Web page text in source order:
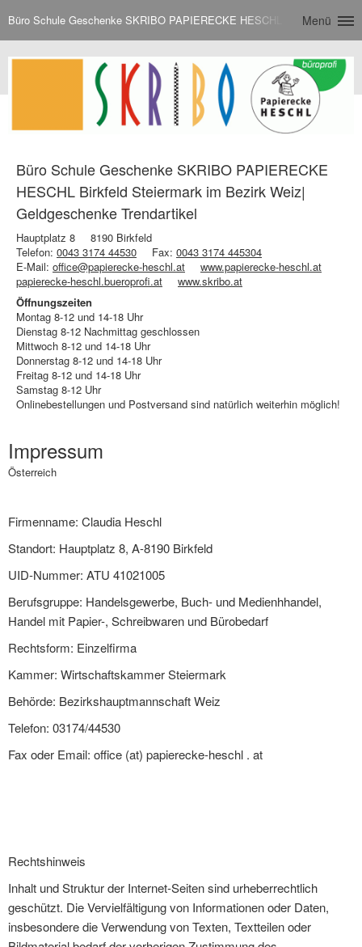
Büro Schule Geschenke SKRIBO PAPIERECKE HESCHL Birkfeld
Menü
Büro Schule Geschenke SKRIBO PAPIERECKE
HESCHL Birkfeld Steiermark im Bezirk Weiz|
Geldgeschenke Trendartikel
Hauptplatz 8
8190 Birkfeld
Telefon: 0043 3174 44530 Fax: 0043 3174 445304
E-Mail: office@papierecke-heschl.at
www.papierecke-heschl.at
papierecke-heschl.bueroprofi.at
www.skribo.at
Öffnungszeiten
Montag 8-12 und 14-18 Uhr
Dienstag 8-12 Nachmittag geschlossen
Mittwoch 8-12 und 14-18 Uhr
Donnerstag 8-12 und 14-18 Uhr
Freitag 8-12 und 14-18 Uhr
Samstag 8-12 Uhr
Onlinebestellungen und Postversand sind natürlich weiterhin möglich!
Impressum
Österreich
Firmenname: Claudia Heschl
Standort: Hauptplatz 8, A-8190 Birkfeld
UID-Nummer: ATU 41021005
Berufsgruppe: Handelsgewerbe, Buch- und Medienhhandel,
Handel mit Papier-, Schreibwaren und Bürobedarf
Rechtsform: Einzelfirma
Kammer: Wirtschaftskammer Steiermark
Behörde: Bezirkshauptmannschaft Weiz
Telefon: 03174/44530
Fax oder Email: office (at) papierecke-heschl . at
Rechtshinweis
Inhalt und Struktur der Internet-Seiten sind urheberrechtlich
geschützt. Die Vervielfältigung von Informationen oder Daten,
insbesondere die Verwendung von Texten, Textteilen oder